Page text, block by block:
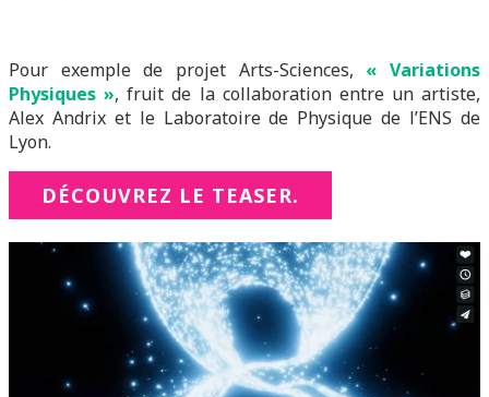
Pour exemple de projet Arts-Sciences, «Variations
Physiques », fruit de la collaboration entre un artiste,
Alex Andrix et le Laboratoire de Physique de l’ENS de
Lyon.
DÉCOUVREZ LE TEASER.